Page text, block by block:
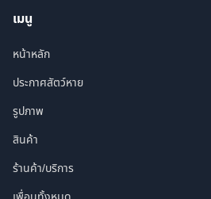
เมนู
หน้าหลัก
ประกาศสัตว์หาย
รูปภาพ
สินค้า
ร้านค้า/บริการ